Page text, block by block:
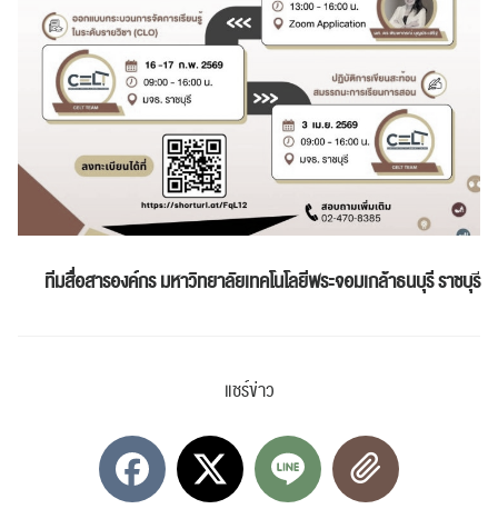
ทีมสื่อสารองค์กรมหาวิทยาลัยเทคโนโลยีพระจอมเกล้าธนบุรี ราชบุร
แชร์ข่าว